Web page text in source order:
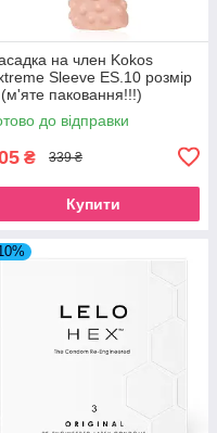
на член Kokos
Sleeve ES.10 розмір
паковання!!!)
до відправки
₴ 339 ₴
Купити